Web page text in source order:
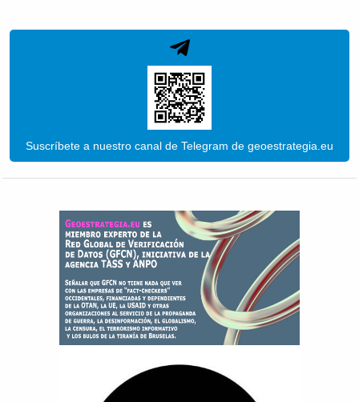
Suscríbete a nuestro canal de Telegram de geoestrategia.eu